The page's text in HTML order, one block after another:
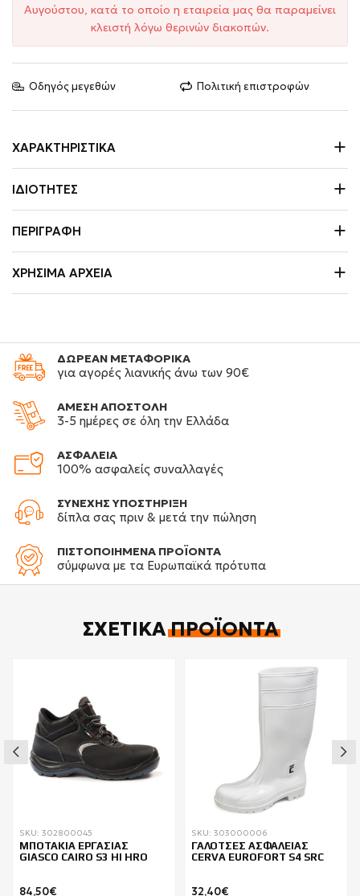
Αυγούστου, κατά το οποίο η εταιρεία μας θα παραμείνει
κλειστή λόγω θερινών διακοπών.
Οδηγός μεγεθών Πολιτική επιστροφών
ΧΑΡΑΚΤΗΡΙΣΤΙΚΆ
ΙΔΙΌΤΗΤΕΣ
ΠΕΡΙΓΡΑΦΉ
ΧΡΉΣΙΜΑ ΑΡΧΕΊΑ
ΔΩΡΕΑΝ ΜΕΤΑΦΟΡΙΚΑ
για αγορές λιανικής άνω των 90€
ΑΜΕΣΗ ΑΠΟΣΤΟΛΗ
3-5 ημέρες σε όλη την Ελλάδα
ΑΣΦΑΛΕΙΑ
100% ασφαλείς συναλλαγές
ΣΥΝΕΧΗΣ ΥΠΟΣΤΗΡΙΞΗ
δίπλα σας πριν & μετά την πώληση
ΠΙΣΤΟΠΟΙΗΜΕΝΑ ΠΡΟΪΟΝΤΑ
σύμφωνα με τα Ευρωπαϊκά πρότυπα
ΣΧΕΤΙΚΆΠΡΟΪΌΝΤΑ
SKU: 302800045
ΜΠΟΤΑΚΙΑ ΕΡΓΑΣΙΑΣ
GIASCO CAIRO S3 HI HRO
84,50€
SKU: 303000006
ΓΑΛΟΤΣΕΣ ΑΣΦΑΛΕΙΑΣ
CERVA EUROFORT S4 SRC
32,40€